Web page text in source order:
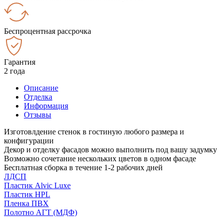
Беспроцентная рассрочка
Гарантия
2 года
Описание
Отделка
Информация
Отзывы
Изготовлдение стенок в гостиную любого размера и
конфигурации
Декор и отделку фасадов можно выполнить под вашу задумку
Возможно сочетание нескольких цветов в одном фасаде
Бесплатная сборка в течение 1-2 рабочих дней
ЛДСП
Пластик Alvic Luxe
Пластик HPL
Пленка ПВХ
Полотно АГТ (МДФ)